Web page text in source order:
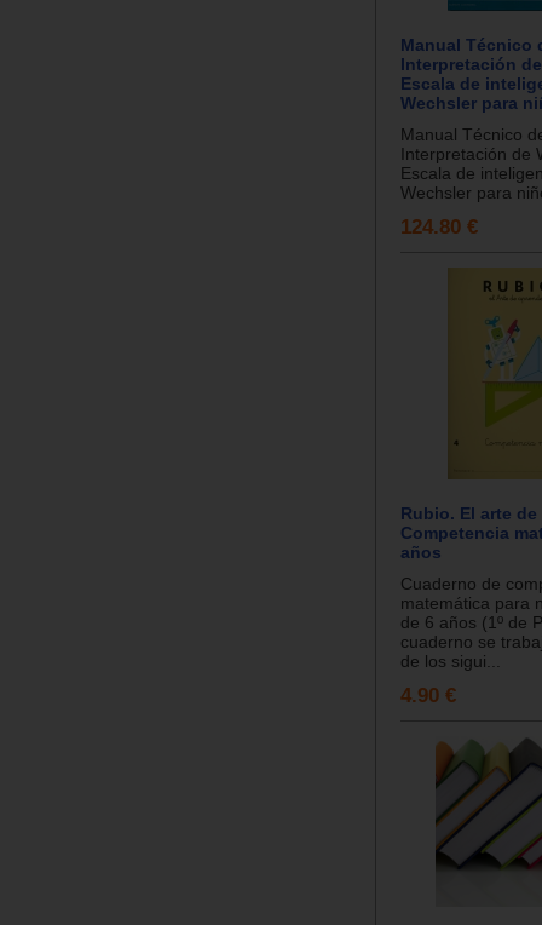
Manual Técnico
Interpretación de
Escala de
Wechsler para
Manual Técnico
Interpretación de
Escala de
Wechsler para
124.80 €
Rubio. El arte de
Competencia
años
Cuaderno de
matemática para
de 6 años (1º de
cuaderno se
de los sigui...
4.90 €